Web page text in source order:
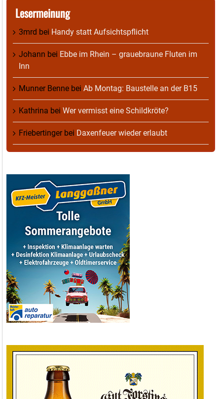
Lesermeinung
3mrd bei Handy statt Aufsichtspflicht
Johann bei Ebbe im Rhein – grauebraune Fluten im
Inn
Munner Benne bei Ab Montag: Baustelle an der B15
Kathrina bei Wer vermisst eine Schildkröte?
Friebertingerbei Daxenfeuer wieder erlaubt